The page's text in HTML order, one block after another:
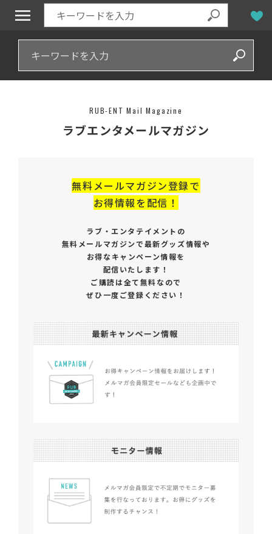
RUB-ENT Mail Magazine
ラブエンタメールマガジン
無料メールマガジン登録で
お得情報を配信！
ラブ・エンタテイメントの
無料メールマガジンで最新グッズ情報や
お得なキャンペーン情報を
配信いたします！
ご購読は全て無料なので
ぜひ一度ご登録ください！